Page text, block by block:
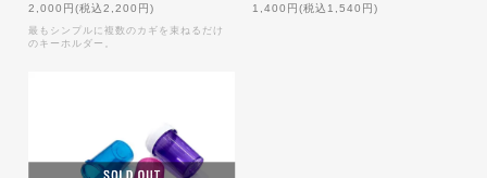
2,000円(税込2,200円)
最もシンプルに複数のカギを束ねるだけ
のキーホルダー。
1,400円(税込1,540円)